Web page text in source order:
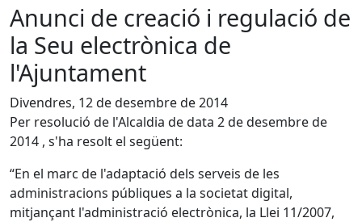
Anunci de creació i regulació de
la Seu electrònica de
l'Ajuntament
Divendres, 12 de desembre de 2014
Per resolució de l'Alcaldia de data 2 de desembre de
2014 , s'ha resolt el següent:
“En el marc de l'adaptació dels serveis de les
administracions públiques a la societat digital,
mitjançant l'administració electrònica, la Llei 11/2007,